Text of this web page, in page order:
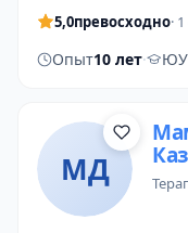
5,0превосходно·
Опыт10 лет·
МД